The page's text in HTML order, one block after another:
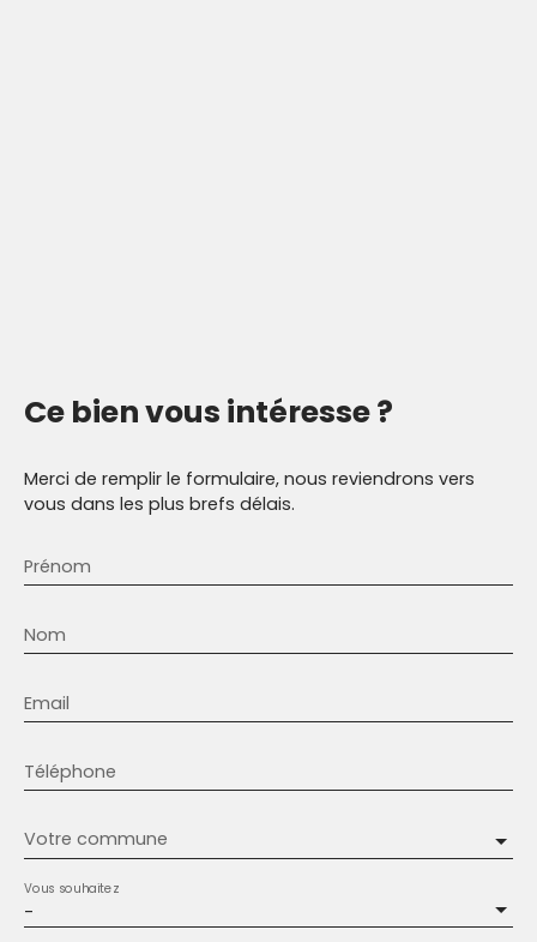
Ce bienvous intéresse ?
Merci de remplir le formulaire, nous reviendrons vers
vous dans les plus brefs délais.
Prénom
Nom
Email
Téléphone
Votre commune
-
Vous souhaitez